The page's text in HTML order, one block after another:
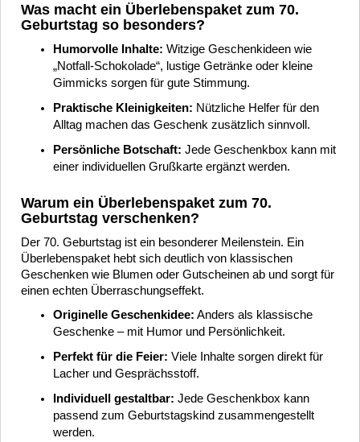
Was macht ein Überlebenspaket zum 70.
Geburtstag so besonders?
Humorvolle Inhalte: Witzige Geschenkideen wie
„Notfall-Schokolade“, lustige Getränke oder kleine
Gimmicks sorgen für gute Stimmung.
Praktische Kleinigkeiten: Nützliche Helfer für den
Alltag machen das Geschenk zusätzlich sinnvoll.
Persönliche Botschaft: Jede Geschenkbox kann mit
einer individuellen Grußkarte ergänzt werden.
Warum ein Überlebenspaket zum 70.
Geburtstag verschenken?
Der 70. Geburtstag ist ein besonderer Meilenstein. Ein
Überlebenspaket hebt sich deutlich von klassischen
Geschenken wie Blumen oder Gutscheinen ab und sorgt für
einen echten Überraschungseffekt.
Originelle Geschenkidee: Anders als klassische
Geschenke – mit Humor und Persönlichkeit.
Perfekt für die Feier: Viele Inhalte sorgen direkt für
Lacher und Gesprächsstoff.
Individuell gestaltbar: Jede Geschenkbox kann
passend zum Geburtstagskind zusammengestellt
werden.